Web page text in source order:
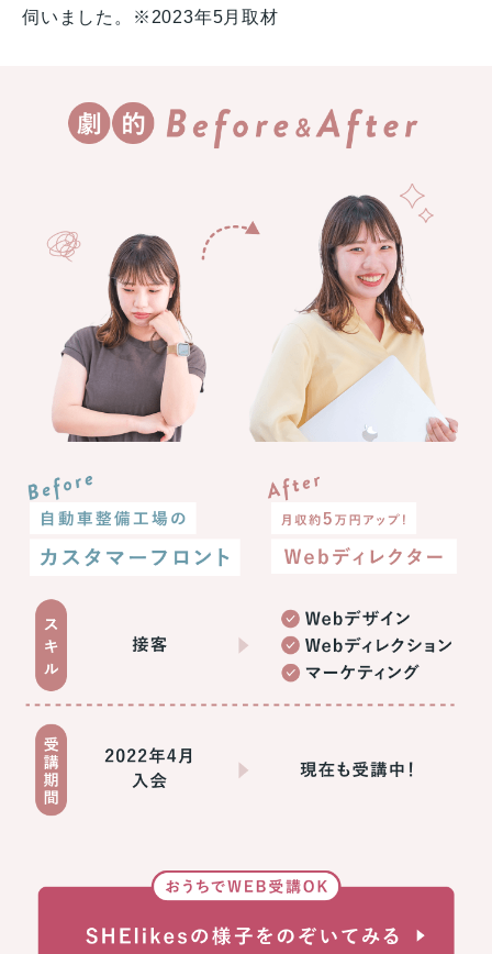
伺いました。※2023年5月取材